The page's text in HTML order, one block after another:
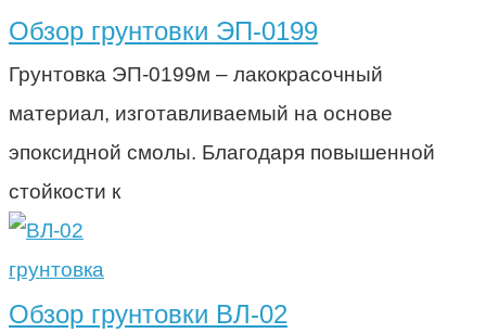
Обзор грунтовки ЭП-0199
Грунтовка ЭП-0199м – лакокрасочный
материал, изготавливаемый на основе
эпоксидной смолы. Благодаря повышенной
стойкости к
грунтовка
Обзор грунтовки ВЛ-02